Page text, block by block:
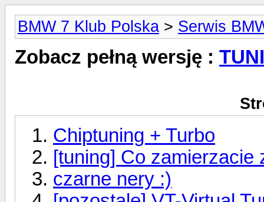
BMW 7 Klub Polska > Serwis
Zobacz pełną wersję :
Chiptuning + Turbo
[tuning] Co
czarne nery :)